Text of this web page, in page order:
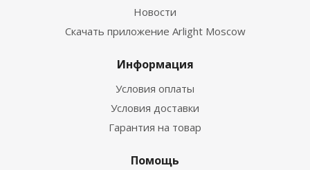
Новости
Скачать приложение Arlight Moscow
Информация
Условия оплаты
Условия доставки
Гарантия на товар
Помощь